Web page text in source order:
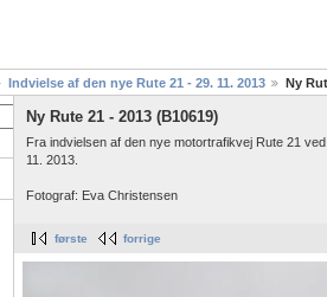
Indvielse af den nye Rute 21 - 29. 11. 2013 Ny
Ny Rute 21 - 2013 (B10619)
Fra indvielsen af den nye motortrafikvej Rute 21
11. 2013.
Fotograf: Eva Christensen
første forrige